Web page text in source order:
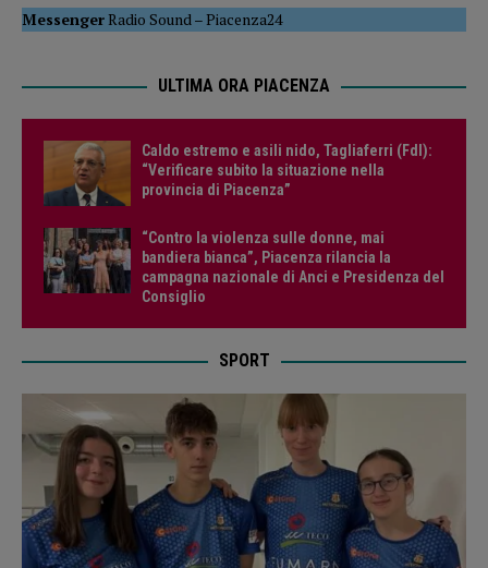
MessengerRadio Sound –Piacenza24
ULTIMA ORA PIACENZA
Caldo estremo e asili nido, Tagliaferri (FdI):
“Verificare subito la situazione nella
provincia di Piacenza”
“Contro la violenza sulle donne, mai
bandiera bianca”, Piacenza rilancia la
campagna nazionale di Anci e Presidenza del
Consiglio
SPORT